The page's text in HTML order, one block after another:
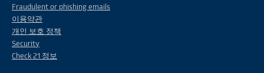
Fraudulent or phishing emails
이용약관
개인 보호 정책
Security
Check 21 정보